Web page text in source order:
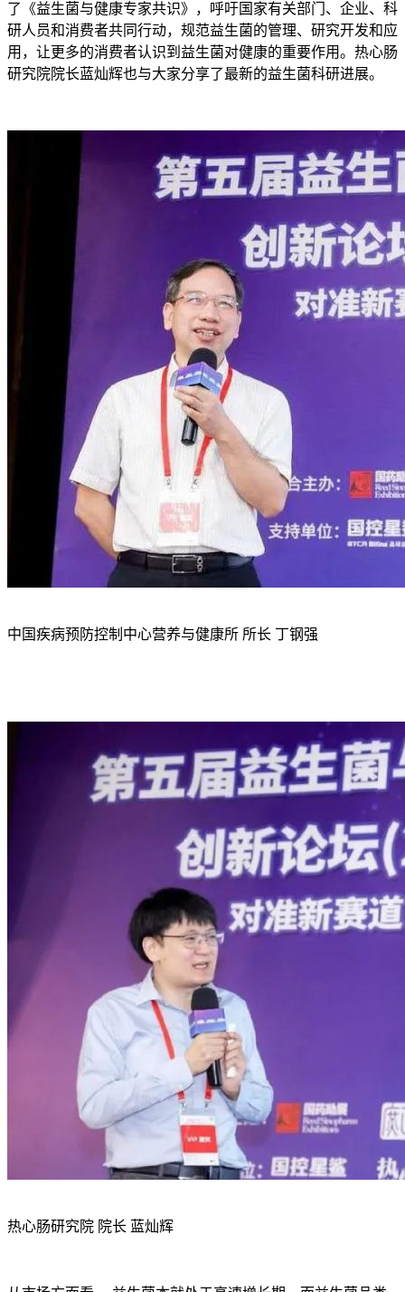
了《益生菌与健康专家共识》，呼吁国家有关部门、企业、科
研人员和消费者共同行动，规范益生菌的管理、研究开发和应
用，让更多的消费者认识到益生菌对健康的重要作用。热心肠
研究院院长蓝灿辉也与大家分享了最新的益生菌科研进展。
中国疾病预防控制中心营养与健康所 所长 丁钢强
热心肠研究院 院长 蓝灿辉